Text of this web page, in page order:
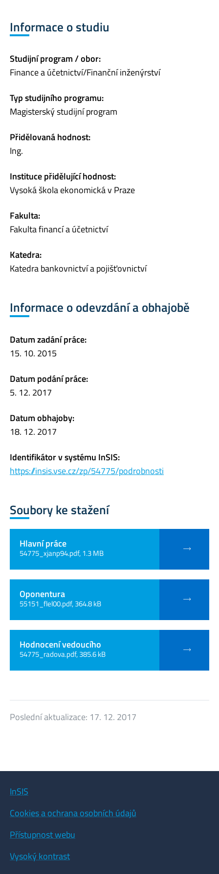
Informace o studiu
Studijní program / obor:
Finance a účetnictví/Finanční inženýrství
Typ studijního programu:
Magisterský studijní program
Přidělovaná hodnost:
Ing.
Instituce přidělující hodnost:
Vysoká škola ekonomická v Praze
Fakulta:
Fakulta financí a účetnictví
Katedra:
Katedra bankovnictví a pojišťovnictví
Informace o odevzdání a obhajobě
Datum zadání práce:
15. 10. 2015
Datum podání práce:
5. 12. 2017
Datum obhajoby:
18. 12. 2017
Identifikátor v systému InSIS:
https://insis.vse.cz/zp/54775/podrobnosti
Soubory ke stažení
Hlavní práce
54775_xjanp94.pdf, 1.3 MB
Oponentura
55151_flel00.pdf, 364.8 kB
Hodnocení vedoucího
54775_radova.pdf, 385.6 kB
Poslední aktualizace: 17. 12. 2017
InSIS
Cookies a ochrana osobních údajů
Přístupnost webu
Vysoký kontrast